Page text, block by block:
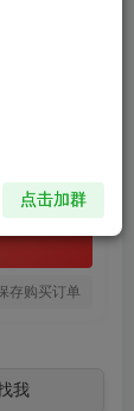
免费
存购买订单
我
点击加群